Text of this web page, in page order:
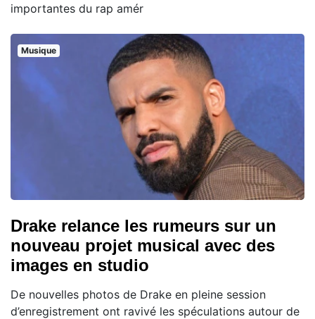
importantes du rap amér
Musique
Drake relance les rumeurs sur un
nouveau projet musical avec des
images en studio
De nouvelles photos de Drake en pleine session
d’enregistrement ont ravivé les spéculations autour de